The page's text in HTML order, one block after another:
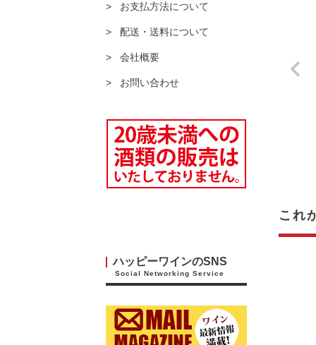
お支払方法について
配送・送料について
会社概要
お問い合わせ
ハッピーワインのSNS
Social Networking Service
これ